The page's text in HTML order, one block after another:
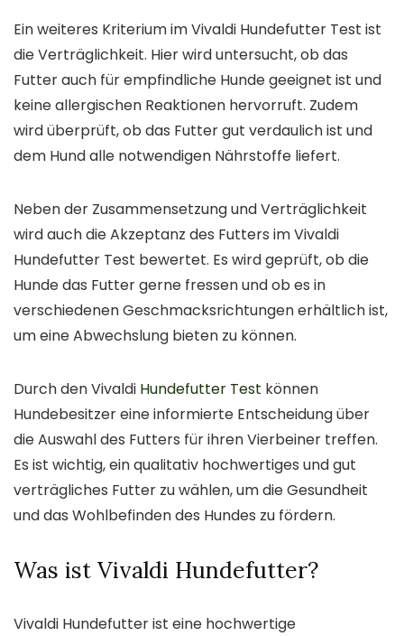
Ein weiteres Kriterium im Vivaldi Hundefutter Test ist
die Verträglichkeit. Hier wird untersucht, ob das
Futter auch für empfindliche Hunde geeignet ist und
keine allergischen Reaktionen hervorruft. Zudem
wird überprüft, ob das Futter gut verdaulich ist und
dem Hund alle notwendigen Nährstoffe liefert.
Neben der Zusammensetzung und Verträglichkeit
wird auch die Akzeptanz des Futters im Vivaldi
Hundefutter Test bewertet. Es wird geprüft, ob die
Hunde das Futter gerne fressen und ob es in
verschiedenen Geschmacksrichtungen erhältlich ist,
um eine Abwechslung bieten zu können.
Durch den Vivaldi Hundefutter Test können
Hundebesitzer eine informierte Entscheidung über
die Auswahl des Futters für ihren Vierbeiner treffen.
Es ist wichtig, ein qualitativ hochwertiges und gut
verträgliches Futter zu wählen, um die Gesundheit
und das Wohlbefinden des Hundes zu fördern.
Was ist Vivaldi Hundefutter?
Vivaldi Hundefutter ist eine hochwertige